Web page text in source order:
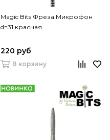
Magic Bits Фреза Микрофон
d=31 красная
220 руб
В корзину